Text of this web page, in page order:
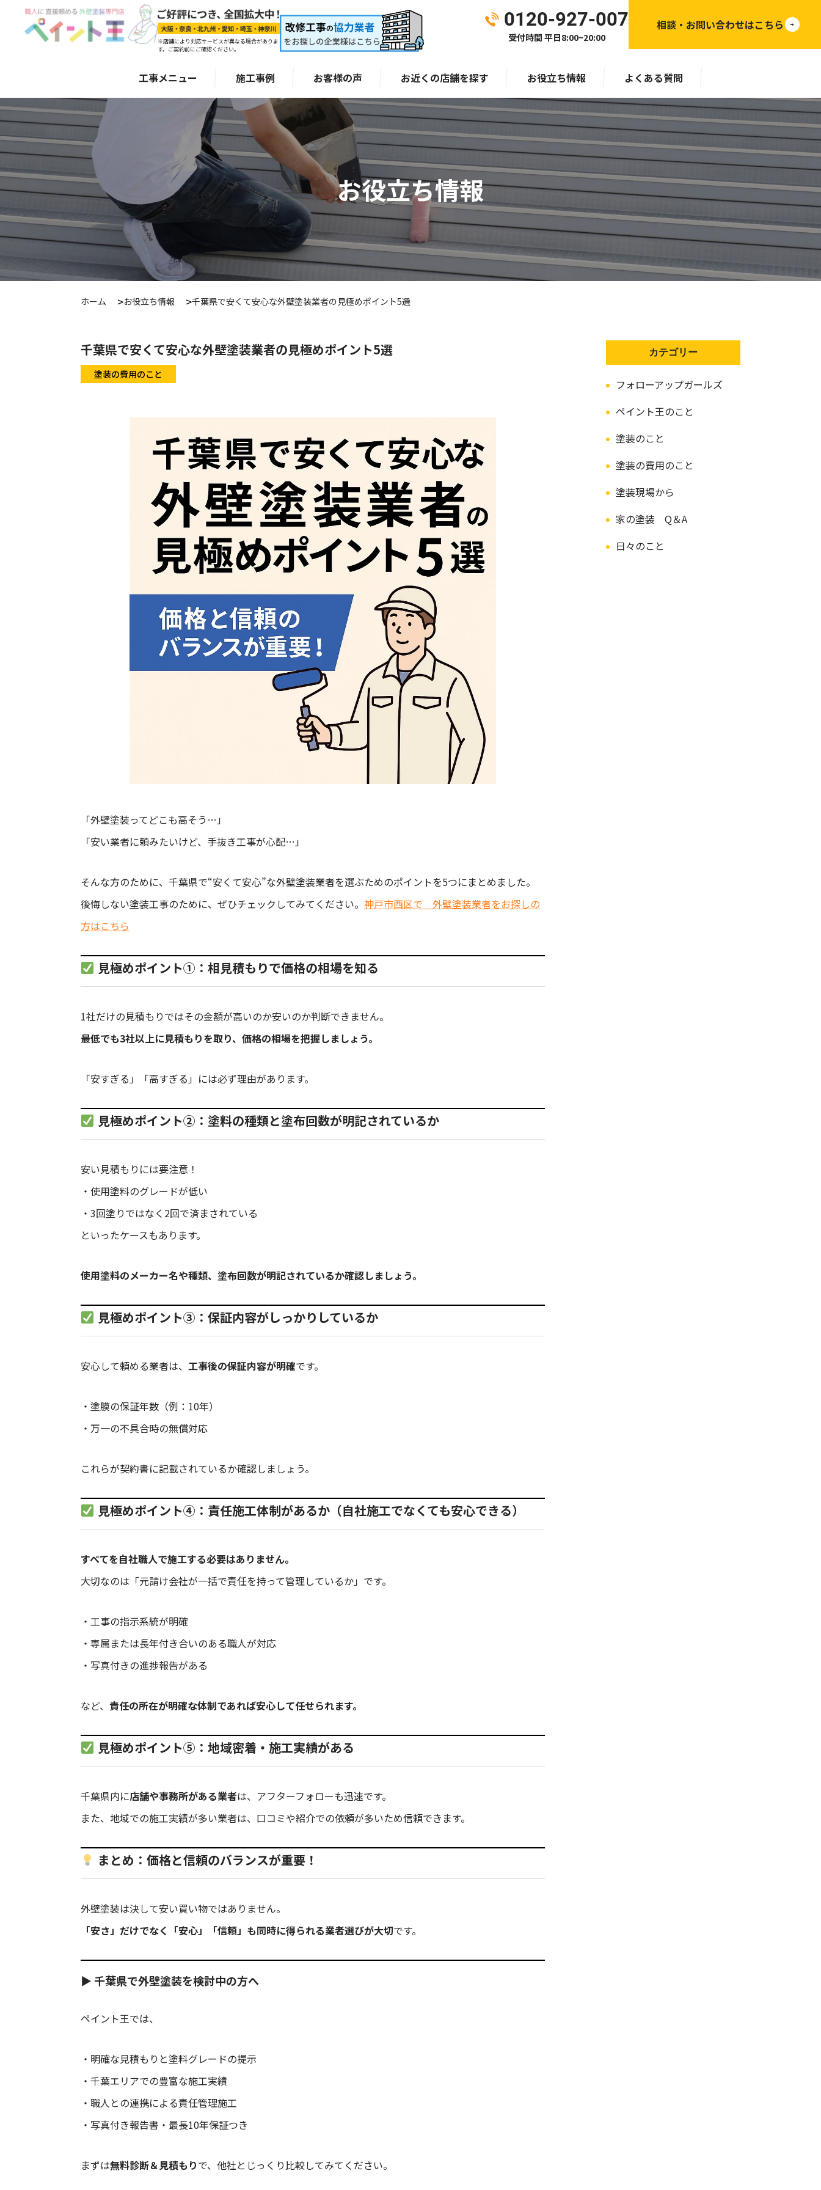
※店舗により対応サービスが異なる場合がありま
す。ご契約前にご確認ください。
0120-927-007
受付時間 平日8:00~20:00
相談・お問い合わせはこちら
工事メニュー 施工事例 お客様の声 お近くの店舗を探す お役立ち情報 よくある質問
お役立ち情報
ホーム お役立ち情報 千葉県で安くて安心な外壁塗装業者の見極めポイント5選
千葉県で安くて安心な外壁塗装業者の見極めポイント5選
塗装の費用のこと
「外壁塗装ってどこも高そう…」
「安い業者に頼みたいけど、手抜き工事が心配…」
そんな方のために、千葉県で“安くて安心”な外壁塗装業者を選ぶためのポイントを5つにまとめました。
後悔しない塗装工事のために、ぜひチェックしてみてください。 神戸市西区で 外壁塗装業者をお探しの
方はこちら
見極めポイント①：相見積もりで価格の相場を知る
1社だけの見積もりではその金額が高いのか安いのか判断できません。
最低でも3社以上に見積もりを取り、価格の相場を把握しましょう。
「安すぎる」「高すぎる」には必ず理由があります。
見極めポイント②：塗料の種類と塗布回数が明記されているか
安い見積もりには要注意！
・使用塗料のグレードが低い
・3回塗りではなく2回で済まされている
といったケースもあります。
使用塗料のメーカー名や種類、塗布回数が明記されているか確認しましょう。
見極めポイント③：保証内容がしっかりしているか
安心して頼める業者は、 工事後の保証内容が明確です。
・塗膜の保証年数（例：10年）
・万一の不具合時の無償対応
これらが契約書に記載されているか確認しましょう。
見極めポイント④：責任施工体制があるか（自社施工でなくても安心できる）
すべてを自社職人で施工する必要はありません。
大切なのは「元請け会社が一括で責任を持って管理しているか」です。
・工事の指示系統が明確
・専属または長年付き合いのある職人が対応
・写真付きの進捗報告がある
など、 責任の所在が明確な体制であれば安心して任せられます。
見極めポイント⑤：地域密着・施工実績がある
千葉県内に店舗や事務所がある業者は、アフターフォローも迅速です。
また、地域での施工実績が多い業者は、口コミや紹介での依頼が多いため信頼できます。
まとめ：価格と信頼のバランスが重要！
外壁塗装は決して安い買い物ではありません。
「安さ」だけでなく「安心」「信頼」も同時に得られる業者選びが大切です。
▶ 千葉県で外壁塗装を検討中の方へ
ペイント王では、
・明確な見積もりと塗料グレードの提示
・千葉エリアでの豊富な施工実績
・職人との連携による責任管理施工
・写真付き報告書・最長10年保証つき
まずは無料診断＆見積もりで、他社とじっくり比較してみてください。
カテゴリー
フォローアップガールズ
ペイント王のこと
塗装のこと
塗装の費用のこと
塗装現場から
家の塗装 Q＆A
日々のこと